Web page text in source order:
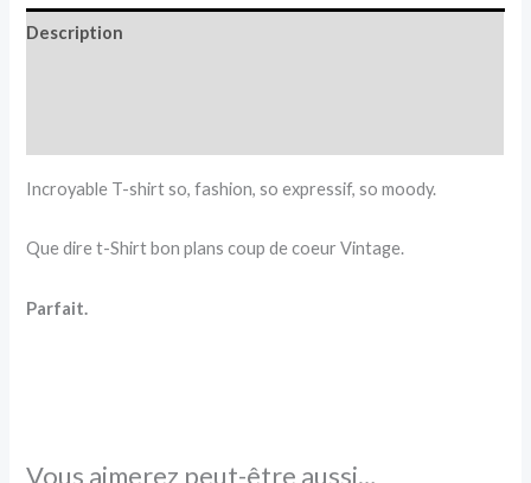
Description
Incroyable T-shirt so, fashion, so expressif, so moody.
Que dire t-Shirt bon plans coup de coeur Vintage.
Parfait.
Vous aimerez peut-être aussi…